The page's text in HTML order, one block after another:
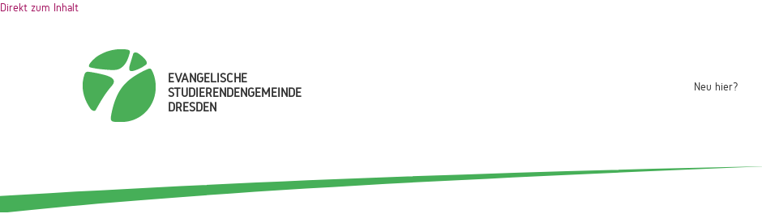
Direkt zum Inhalt
EVANGELISCHE
STUDIERENDENGEMEINDE
DRESDEN
Neu hier?